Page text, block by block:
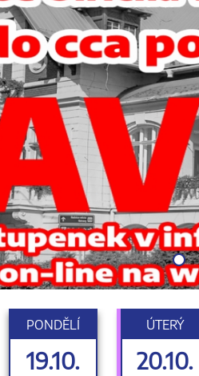
PONDĚLÍ
19.10.
ÚTERÝ
20.10.